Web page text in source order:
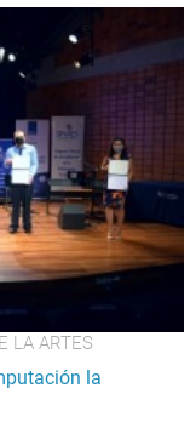
LA ARTES
la